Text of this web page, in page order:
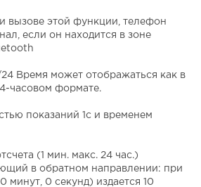
вызове этой функции, телефон
если он находится в зоне
Время может отображаться как в
часовом формате.
показаний 1с и временем
(1 мин. макс. 24 час.)
в обратном направлении: при
минут, 0 секунд) издается 10